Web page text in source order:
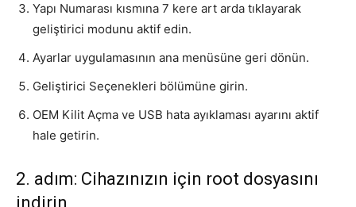
Yapı Numarası kısmına 7 kere art arda tıklayarak
geliştirici modunu aktif edin.
Ayarlar uygulamasının ana menüsüne geri dönün.
Geliştirici Seçenekleri bölümüne girin.
OEM Kilit Açma ve USB hata ayıklaması ayarını aktif
hale getirin.
2. adım: Cihazınızın için root dosyasını
indirin